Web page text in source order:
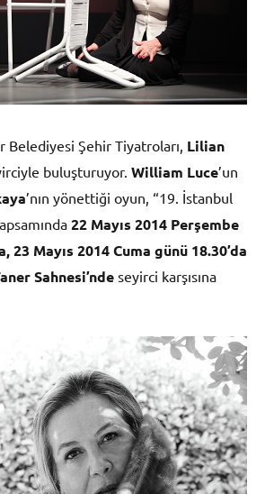
Belediyesi Şehir Tiyatroları, Lilian
buluşturuyor. William Luce’un
’nın yönettiği oyun, “19. İstanbul
22 Mayıs 2014 Perşembe
23 Mayıs 2014 Cuma günü 18.30’da
Sahnesi’nde seyirci karşısına